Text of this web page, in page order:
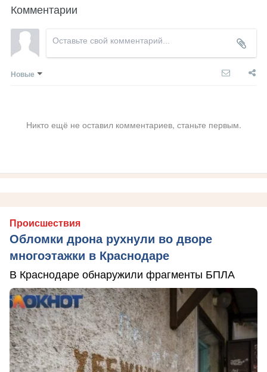
Комментарии
Новые
Никто ещё не оставил комментариев, станьте первым.
Происшествия
Обломки дрона рухнули во дворе
многоэтажки в Краснодаре
В Краснодаре обнаружили фрагменты БПЛА